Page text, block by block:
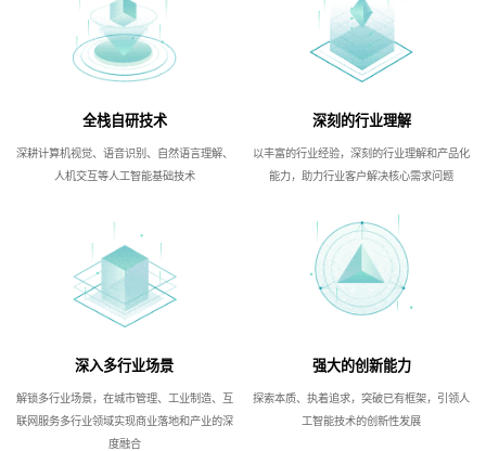
全栈自研技术
深耕计算机视觉、语音识别、自然语言理解、
人机交互等人工智能基础技术
深刻的行业理解
以丰富的行业经验，深刻的行业理解和产品化
能力，助力行业客户解决核心需求问题
深入多行业场景
解锁多行业场景，在城市管理、工业制造、互
联网服务多行业领域实现商业落地和产业的深
度融合
强大的创新能力
探索本质、执着追求，突破已有框架，引领人
工智能技术的创新性发展